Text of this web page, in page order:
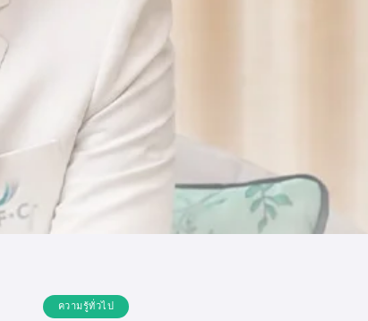
ความรู้ทั่วไป